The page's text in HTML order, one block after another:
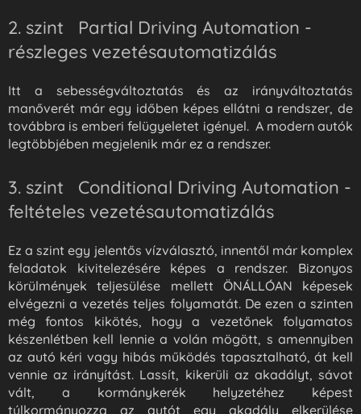
2. szint Partial Driving Automation -
részleges vezetésautomatizálás
Itt a sebességváltoztatás és az irányváltoztatás
manőverét már egy időben képes ellátni a rendszer, de
továbbra is emberi felügyeletet igényel. A modern autók
legtöbbjében megjelenik már ez a rendszer.
3. szint Conditional Driving Automation -
feltételes vezetésautomatizálás
Ez a szint egy jelentős vízválasztó, innentől már komplex
feladatok kivitelezésére képes a rendszer. Bizonyos
körülmények teljesülése mellett ÖNÁLLÓAN képesek
elvégezni a vezetés teljes folyamatát. De ezen a szinten
még fontos kikötés, hogy a vezetőnek folyamatos
készenlétben kell lennie a volán mögött, s amennyiben
az autó kéri vagy hibás működés tapasztalható, át kell
vennie az irányítást. Lassít, kikerüli az akadályt, sávot
vált, a kormánykerék helyzetéhez képest
túlkormányozza az autót egy akadály elkerülése